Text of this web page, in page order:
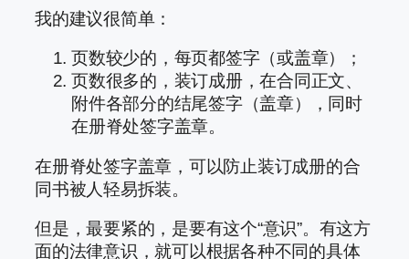
我的建议很简单：
页数较少的，每页都签字（或盖章）；
页数很多的，装订成册，在合同正文、
附件各部分的结尾签字（盖章），同时
在册脊处签字盖章。
在册脊处签字盖章，可以防止装订成册的合
同书被人轻易拆装。
但是，最要紧的，是要有这个“意识”。有这方
面的法律意识，就可以根据各种不同的具体